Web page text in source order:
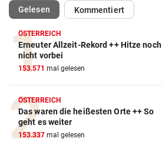
Gelesen(ausgewählt)Kommentiert
ÖSTERREICH
Erneuter Allzeit-Rekord ++ Hitze noch
nicht vorbei
153.571 mal gelesen
ÖSTERREICH
Das waren die heißesten Orte ++ So
geht es weiter
153.337 mal gelesen